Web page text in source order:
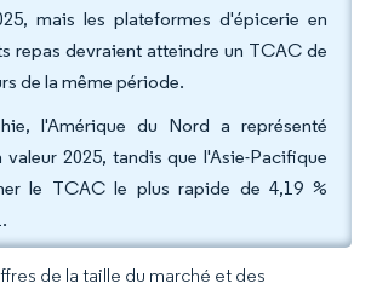
mais les plateformes d'épicerie en
repas devraient atteindre un TCAC de
de la même période.
l'Amérique du Nord a représenté
valeur 2025, tandis que l'Asie-Pacifique
le TCAC le plus rapide de 4,19 %
de la taille du marché et des